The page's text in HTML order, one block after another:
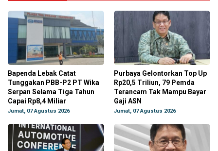
Bapenda Lebak Catat
Tunggakan PBB-P2 PT Wika
Serpan Selama Tiga Tahun
Capai Rp8,4 Miliar
Jumat, 07 Agustus 2026
Purbaya Gelontorkan Top Up
Rp20,5 Triliun, 79 Pemda
Terancam Tak Mampu Bayar
Gaji ASN
Jumat, 07 Agustus 2026